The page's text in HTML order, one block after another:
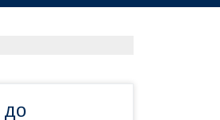
до